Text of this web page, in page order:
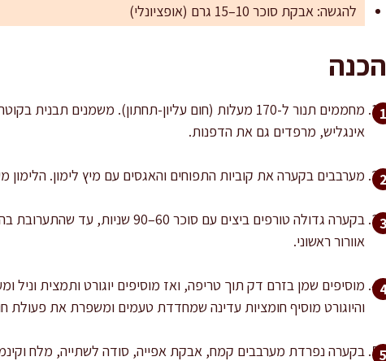
להגשה: אבקת סוכר 10–15 גרם (אופציונלי)
הכנה
אינגליש, מרפדים גם את הדפנות.
מערבבים בקערה את קוביות התפוחים והאגסים עם מיץ לימון.
בקערה גדולה טורפים ביצים עם
אוורור ראשוני.
מוסיפים שמן בזרם דק תוך טריפה, ואז מוסיפים יוגורט ותמצית וניל
והיוגורט מוסיף חומציות עדינה שמחדדת טעמים ומשפרת את פעולת
בקערה נפרדת מערבבים קמח, אבקת אפייה, סודה לשתייה, מלח